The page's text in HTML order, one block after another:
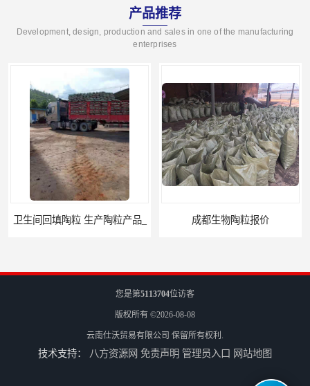
产品推荐
Development, design, production and sales in one of the manufacturing
enterprises
卫生间回填陶粒 生产陶粒产品_ 成都生物陶粒报价
您是第5113704位访客
版权所有 ©2026-08-08
云南仕沃贸易有限公司 保留所有权利.
技术支持： 八方资源网 免责声明 管理员入口 网站地图